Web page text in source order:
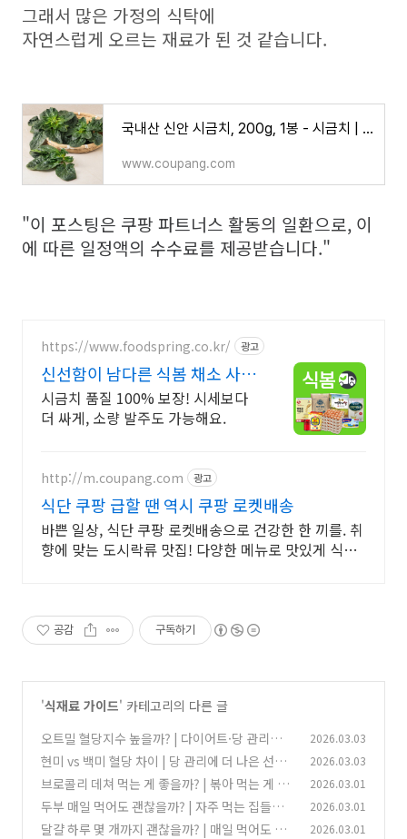
그래서 많은 가정의 식탁에
자연스럽게 오르는 재료가 된 것 같습니다.
국내산 신안 시금치, 200g, 1봉 - 시금치 | 쿠팡
www.coupang.com
"이 포스팅은 쿠팡 파트너스 활동의 일환으로, 이
에 따른 일정액의 수수료를 제공받습니다."
https://www.foodspring.co.kr/ 광고
신선함이 남다른 식봄 채소 사업
자 전용 특가
시금치 품질 100% 보장! 시세보다
더 싸게, 소량 발주도 가능해요.
http://m.coupang.com 광고
식단 쿠팡 급할 땐 역시 쿠팡 로켓배송
바쁜 일상, 식단 쿠팡 로켓배송으로 건강한 한 끼를. 취
향에 맞는 도시락류 맛집! 다양한 메뉴로 맛있게 식단
공감 구독하기
'식재료 가이드' 카테고리의 다른 글
오트밀 혈당지수 높을까? | 다이어트·당 관리에
정말 괜찮을까요?
(1)
2026.03.03
현미 vs 백미 혈당 차이 | 당 관리에 더 나은 선택
은? (0)
2026.03.03
브로콜리 데쳐 먹는 게 좋을까? | 볶아 먹는 게 좋
을까요? 현실 식단 기준 정리
(0)
2026.03.01
두부 매일 먹어도 괜찮을까? | 자주 먹는 집들의
현실적인 기준
(0)
2026.03.01
달걀 하루 몇 개까지 괜찮을까? | 매일 먹어도 되
2026.03.01